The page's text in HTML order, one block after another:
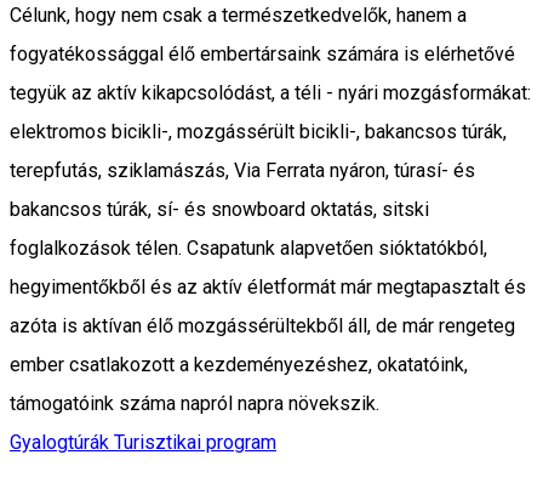
Célunk, hogy nem csak a természetkedvelők, hanem a
fogyatékossággal élő embertársaink számára is elérhetővé
tegyük az aktív kikapcsolódást, a téli - nyári mozgásformákat:
elektromos bicikli-, mozgássérült bicikli-, bakancsos túrák,
terepfutás, sziklamászás, Via Ferrata nyáron, túrasí- és
bakancsos túrák, sí- és snowboard oktatás, sitski
foglalkozások télen. Csapatunk alapvetően sióktatókból,
hegyimentőkből és az aktív életformát már megtapasztalt és
azóta is aktívan élő mozgássérültekből áll, de már rengeteg
ember csatlakozott a kezdeményezéshez, okatatóink,
támogatóink száma napról napra növekszik.
Gyalogtúrák Turisztikai program